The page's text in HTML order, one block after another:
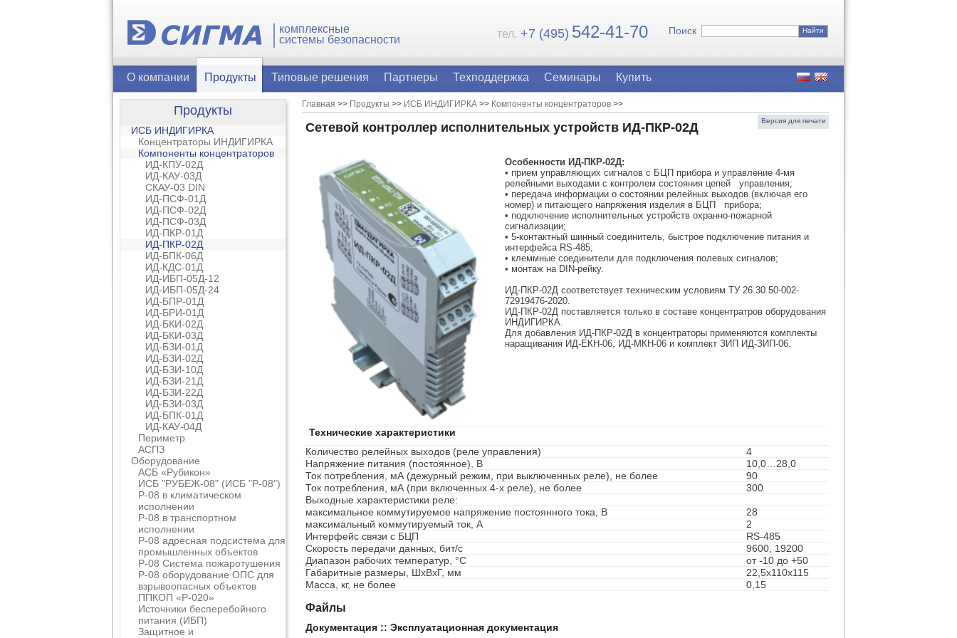
комплексные
системы безопасности
тел. +7 (495) 542-41-70 Поиск Найти
О компании Продукты Типовые решения Партнеры Техподдержка Семинары Купить
Продукты
ИСБ ИНДИГИРКА
Концентраторы ИНДИГИРКА
Компоненты концентраторов
ИД-КПУ-02Д
ИД-КАУ-03Д
СКАУ-03 DIN
ИД-ПСФ-01Д
ИД-ПСФ-02Д
ИД-ПСФ-03Д
ИД-ПКР-01Д
ИД-ПКР-02Д
ИД-БПК-06Д
ИД-КДС-01Д
ИД-ИБП-05Д-12
ИД-ИБП-05Д-24
ИД-БПР-01Д
ИД-БРИ-01Д
ИД-БКИ-02Д
ИД-БКИ-03Д
ИД-БЗИ-01Д
ИД-БЗИ-02Д
ИД-БЗИ-10Д
ИД-БЗИ-21Д
ИД-БЗИ-22Д
ИД-БЗИ-03Д
ИД-БПК-01Д
ИД-КАУ-04Д
Периметр
АСПЗ
Оборудование
АСБ «Рубикон»
ИСБ "РУБЕЖ-08" (ИСБ "Р-08")
Р-08 в климатическом
исполнении
Р-08 в транспортном
исполнении
Р-08 адресная подсистема для
промышленных объектов
Р-08 Система пожаротушения
Р-08 оборудование ОПС для
взрывоопасных объектов
ППКОП «Р-020»
Источники бесперебойного
питания (ИБП)
Защитное и
Главная >> Продукты >> ИСБ ИНДИГИРКА >> Компоненты концентраторов >>
Версия для печати
Cетевой контроллер исполнительных устройств ИД-ПКР-02Д
Особенности ИД-ПКР-02Д:
• прием управляющих сигналов с БЦП прибора и управление 4-мя
релейными выходами с контролем состояния цепей управления;
• передача информации о состоянии релейных выходов (включая его
номер) и питающего напряжения изделия в БЦП прибора;
• подключение исполнительных устройств охранно-пожарной
сигнализации;
• 5-контактный шинный соединитель, быстрое подключение питания и
интерфейса RS-485;
• клеммные соединители для подключения полевых сигналов;
• монтаж на DIN-рейку.
ИД-ПКР-02Д соответствует техническим условиям ТУ 26.30.50-002-
72919476-2020.
ИД-ПКР-02Д поставляется только в составе концентратров оборудования
ИНДИГИРКА.
Для добавления ИД-ПКР-02Д в концентраторы применяются комплекты
наращивания ИД-ЕКН-06, ИД-МКН-06 и комплект ЗИП ИД-ЗИП-06.
Технические характеристики
Количество релейных выходов (реле управления)
4
Напряжение питания (постоянное), В
10,0…28,0
Ток потребления, мА (дежурный режим, при выключенных реле), не более
90
Ток потребления, мА (при включенных 4-х реле), не более
300
Выходные характеристики реле:
максимальное коммутируемое напряжение постоянного тока, В
28
максимальный коммутируемый ток, А
2
Интерфейс связи с БЦП
RS-485
Скорость передачи данных, бит/с
9600, 19200
Диапазон рабочих температур, °С
от -10 до +50
Габаритные размеры, ШхВхГ, мм
22,5х110х115
Масса, кг, не более
0,15
Файлы
Документация :: Эксплуатационная документация